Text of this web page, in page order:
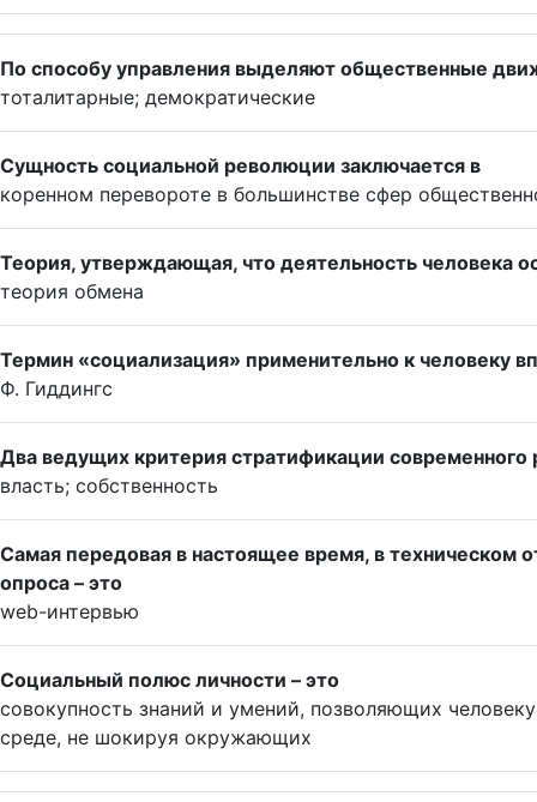
По способу управления выделяют общественные
тоталитарные; демократические
Сущность социальной революции заключается в
коренном перевороте в большинстве сфер
Теория, утверждающая, что деятельность человека
теория обмена
Термин «социализация» применительно к человеку
Ф. Гиддингс
Два ведущих критерия стратификации современного
власть; собственность
Самая передовая в настоящее время, в техническом
опроса – это
web-интервью
Социальный полюс личности – это
совокупность знаний и умений, позволяющих
среде, не шокируя окружающих